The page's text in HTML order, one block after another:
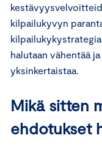
kilpailukyvyn
halutaan vähentää
yksinkertaistaa.
Mikä sitten
ehdotukset